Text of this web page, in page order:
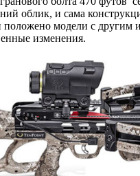
облик, и сама
положено модели с другим
изменения.